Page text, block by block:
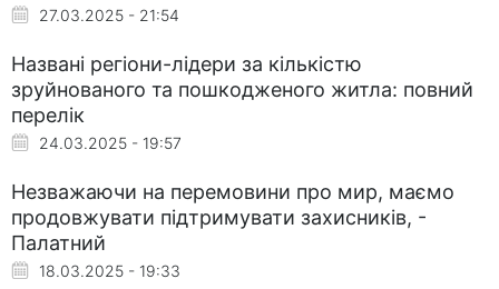
27.03.2025 - 21:54
Названі регіони-лідери за кількістю
зруйнованого та пошкодженого житла: повний
перелік
24.03.2025 - 19:57
Незважаючи на перемовини про мир, маємо
продовжувати підтримувати захисників, -
Палатний
18.03.2025 - 19:33